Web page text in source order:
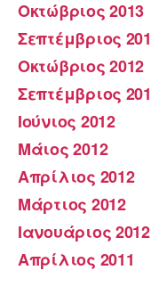
Οκτώβριος 2013
Σεπτέμβριος
Οκτώβριος 2012
Σεπτέμβριος
Ιούνιος 2012
Μάιος 2012
Απρίλιος 2012
Μάρτιος 2012
Ιανουάριος 2012
Απρίλιος 2011